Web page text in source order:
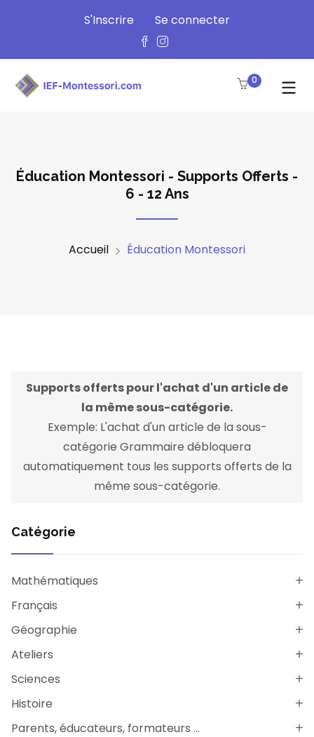
S'Inscrire Se connecter
0
Éducation Montessori - Supports Offerts -
6 - 12 Ans
Accueil Éducation Montessori
Supports offerts pour l'achat d'un article de
la même sous-catégorie.
Exemple: L'achat d'un article de la sous-
catégorie Grammaire débloquera
automatiquement tous les supports offerts de la
même sous-catégorie.
Catégorie
Mathématiques
Français
Géographie
Ateliers
Sciences
Histoire
Parents, éducateurs, formateurs ...